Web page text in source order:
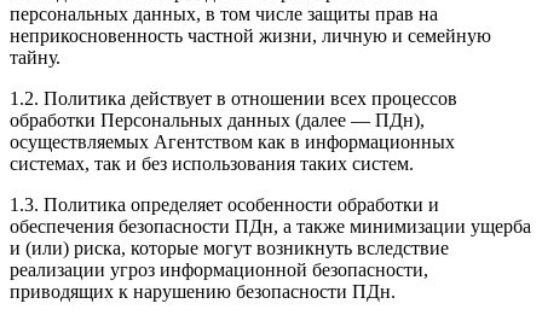
персональных данных, в том числе защиты прав на
неприкосновенность частной жизни, личную и семейную
тайну.
1.2. Политика действует в отношении всех процессов
обработки Персональных данных (далее — ПДн),
осуществляемых Агентством как в информационных
системах, так и без использования таких систем.
1.3. Политика определяет особенности обработки и
обеспечения безопасности ПДн, а также минимизации ущерба
и (или) риска, которые могут возникнуть вследствие
реализации угроз информационной безопасности,
приводящих к нарушению безопасности ПДн.